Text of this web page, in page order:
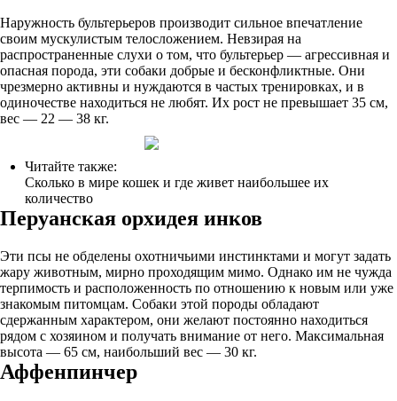
Наружность бультерьеров производит сильное впечатление
своим мускулистым телосложением. Невзирая на
распространенные слухи о том, что бультерьер — агрессивная и
опасная порода, эти собаки добрые и бесконфликтные. Они
чрезмерно активны и нуждаются в частых тренировках, и в
одиночестве находиться не любят. Их рост не превышает 35 см,
вес — 22 — 38 кг.
Читайте также:
Сколько в мире кошек и где живет наибольшее их
количество
Перуанская орхидея инков
Эти псы не обделены охотничьими инстинктами и могут задать
жару животным, мирно проходящим мимо. Однако им не чужда
терпимость и расположенность по отношению к новым или уже
знакомым питомцам. Собаки этой породы обладают
сдержанным характером, они желают постоянно находиться
рядом с хозяином и получать внимание от него. Максимальная
высота — 65 см, наибольший вес — 30 кг.
Аффенпинчер